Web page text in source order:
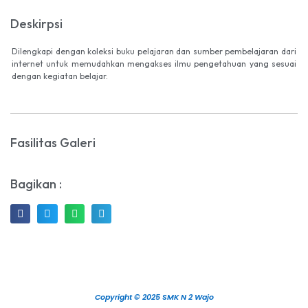
Deskirpsi
Dilengkapi dengan koleksi buku pelajaran dan sumber pembelajaran dari
internet untuk memudahkan mengakses ilmu pengetahuan yang sesuai
dengan kegiatan belajar.
Fasilitas Galeri
Bagikan :
Copyright © 2025 SMK N 2 Wajo